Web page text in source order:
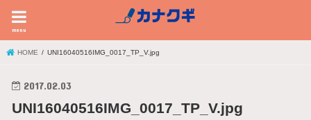
menu
HOME UNI16040516IMG_0017_TP_V.jpg
2017.02.03
UNI16040516IMG_0017_TP_V.jpg